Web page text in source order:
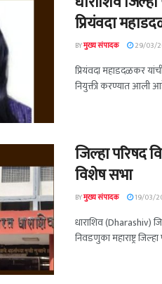
प्रियंवदा
BYमुख्य संपादक 29/03/
प्रियंवदा महाडदळकर
नियुक्ती करण्यात आली
जिल्हा परिषद
विशेष सभा
BYमुख्य संपादक 19/03/
धाराशिव (Dharashiv)
निवडणुका महाराष्ट्र